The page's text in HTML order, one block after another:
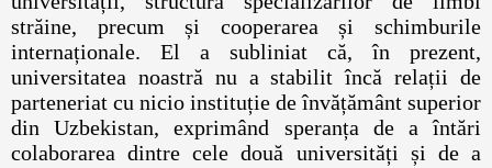
străine, precum și cooperarea și schimburile
internaționale. El a subliniat că, în prezent,
universitatea noastră nu a stabilit încă relații de
parteneriat cu nicio instituție de învățământ superior
din Uzbekistan, exprimând speranța de a întări
colaborarea dintre cele două universități și de a